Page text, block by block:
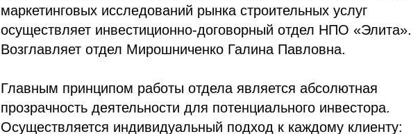
маркетинговых исследований рынка строительных услуг
осуществляет инвестиционно-договорный отдел НПО «Элита».
Возглавляет отдел Мирошниченко Галина Павловна.
Главным принципом работы отдела является абсолютная
прозрачность деятельности для потенциального инвестора.
Осуществляется индивидуальный подход к каждому клиенту: